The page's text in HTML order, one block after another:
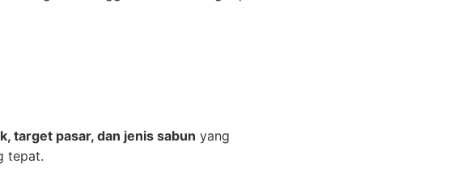
target pasar, dan jenis sabun yang
tepat.